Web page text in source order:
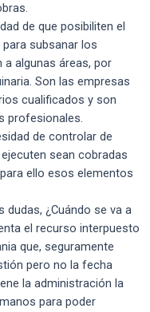
de que posibiliten el
subsanar los
algunas áreas, por
Son las empresas
cualificados y son
profesionales.
de controlar de
sean cobradas
ello esos elementos
dudas, ¿Cuándo se va a
el recurso interpuesto
que, seguramente
pero no la fecha
la administración la
para poder